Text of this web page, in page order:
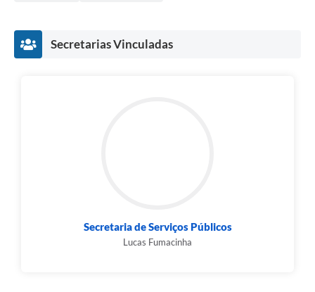
Secretarias Vinculadas
Secretaria de Serviços Públicos
Lucas Fumacinha